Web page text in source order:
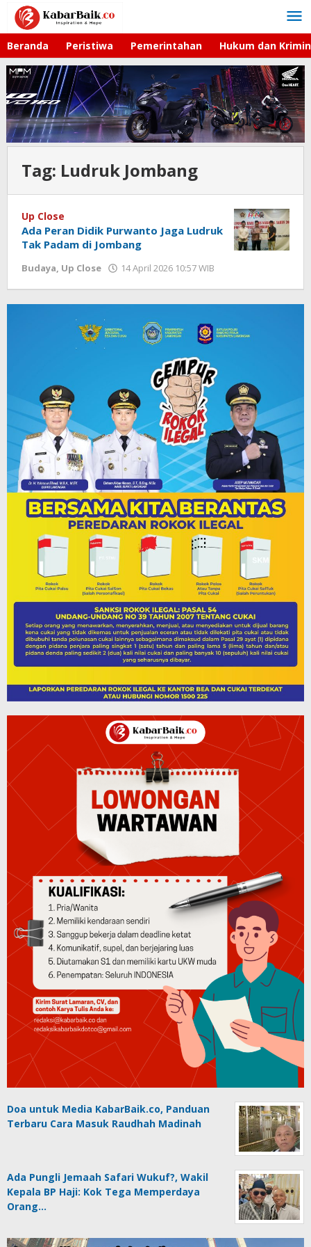
Lewati
konten
Beranda Peristiwa Pemerintahan Hukum dan
Tag: Ludruk Jombang
Up Close
Ada Peran Didik Purwanto Jaga Ludruk
Tak Padam di Jombang
Budaya, Up Close 14 April 2026 10:57 WIB
Doa untuk Media KabarBaik.co, Panduan
Terbaru Cara Masuk Raudhah Madinah
Ada Pungli Jemaah Safari Wukuf?, Wakil
Kepala BP Haji: Kok Tega Memperdaya
Orang…